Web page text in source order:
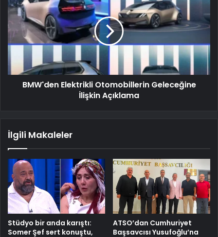
BMW'den Elektrikli Otomobillerin Geleceğine
İlişkin Açıklama
İlgili Makaleler
Stüdyo bir anda karıştı:
Somer Şef sert konuştu,
ATSO’dan Cumhuriyet
Başsavcısı Yusufoğlu’na